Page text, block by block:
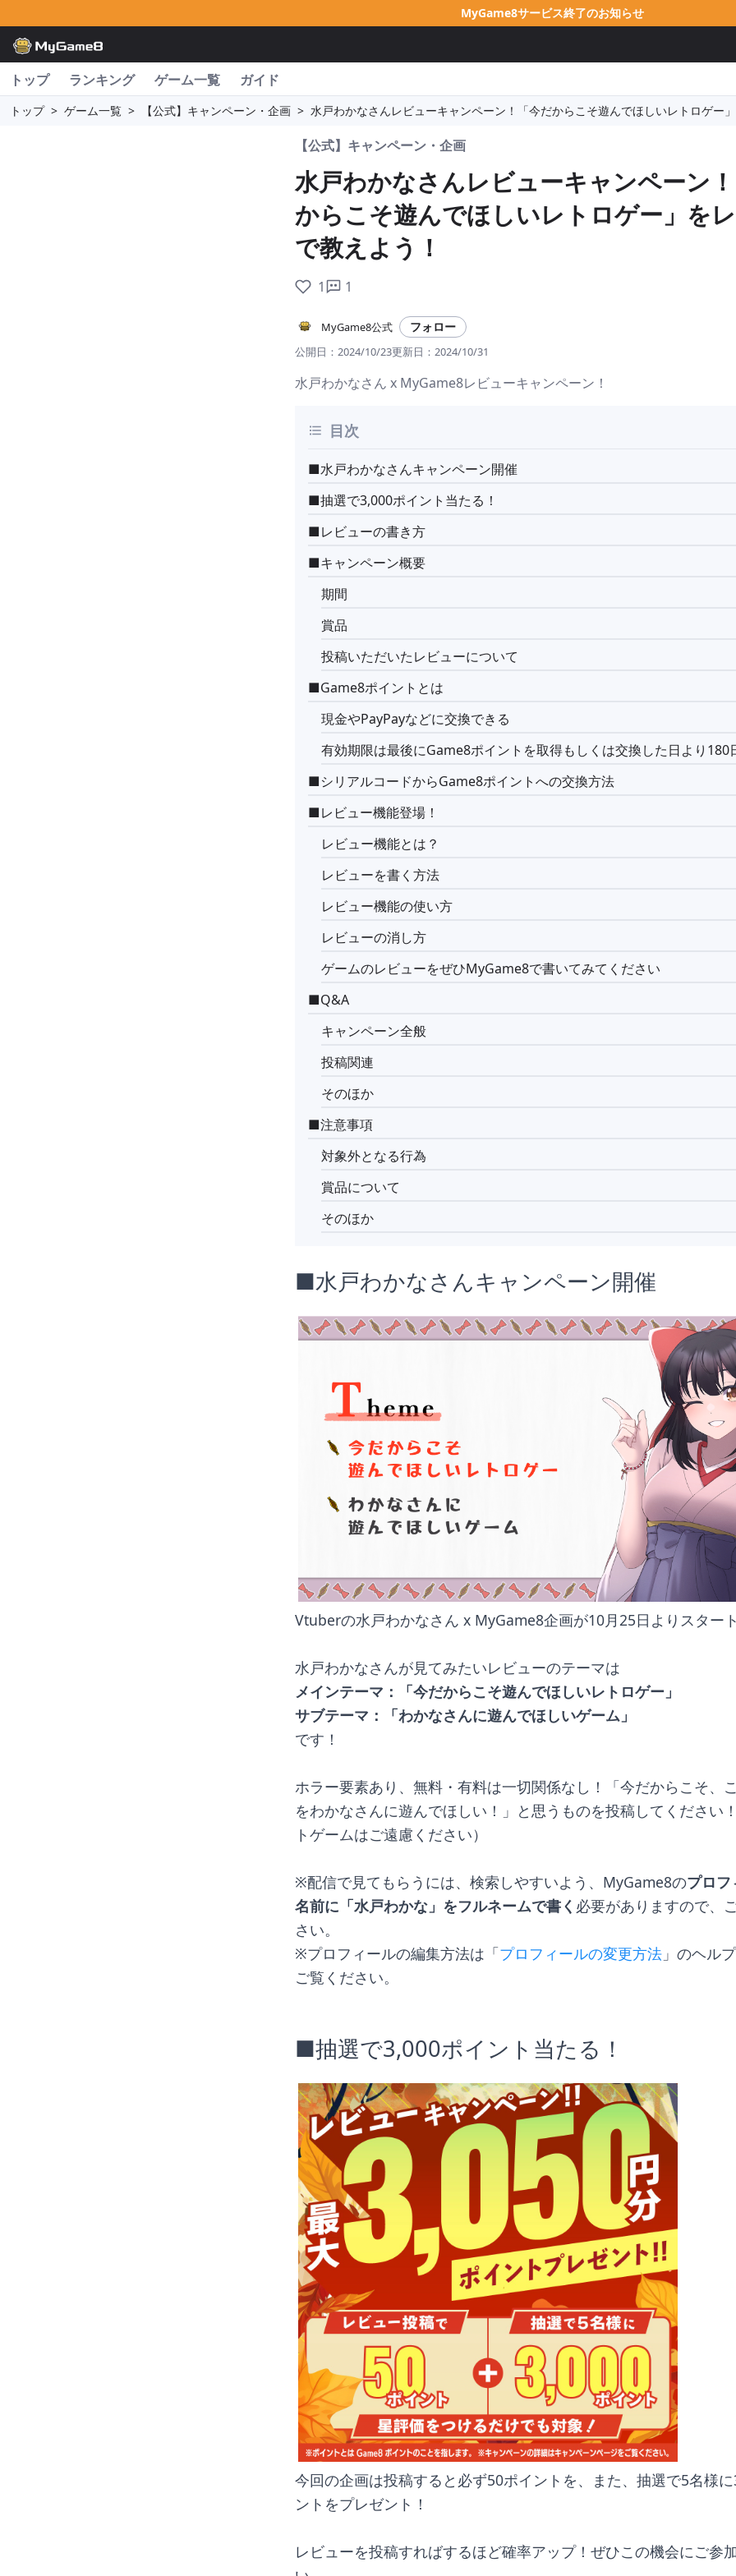
MyGame8サービス終了のお知らせ
トップ ランキング ゲーム一覧 ガイド
トップ > ゲーム一覧 > 【公式】キャンペーン・企画 > 水戸わかなさんレビューキャンペーン！「今だからこそ遊んでほしいレトロゲー
【公式】キャンペーン・企画
水戸わかなさんレビューキャンペーン
からこそ遊んでほしいレトロゲー」を
で教えよう！
1 1
MyGame8公式 フォロー
公開日： 2024/10/23更新日： 2024/10/31
水戸わかなさん x MyGame8レビューキャンペーン！
目次
■水戸わかなさんキャンペーン開催
■抽選で3,000ポイント当たる！
■レビューの書き方
■キャンペーン概要
期間
賞品
投稿いただいたレビューについて
■Game8ポイントとは
現金やPayPayなどに交換できる
有効期限は最後にGame8ポイントを取得もしくは交換した日より180
■シリアルコードからGame8ポイントへの交換方法
■レビュー機能登場！
レビュー機能とは？
レビューを書く方法
レビュー機能の使い方
レビューの消し方
ゲームのレビューをぜひMyGame8で書いてみてください
■Q&A
キャンペーン全般
投稿関連
そのほか
■注意事項
対象外となる行為
賞品について
そのほか
■水戸わかなさんキャンペーン開催
Vtuberの水戸わかなさん x MyGame8企画が10月25日よりスター
水戸わかなさんが見てみたいレビューのテーマは
メインテーマ：「今だからこそ遊んでほしいレトロゲー」
サブテーマ：「わかなさんに遊んでほしいゲーム」
です！
ホラー要素あり、無料・有料は一切関係なし！「今だからこそ、
をわかなさんに遊んでほしい！」と思うものを投稿してください
トゲームはご遠慮ください）
※配信で見てもらうには、検索しやすいよう、MyGame8のプロフ
名前に「水戸わかな」をフルネームで書く 必要がありますので、
さい。
※プロフィールの編集方法は「プロフィールの変更方法 」のヘル
ご覧ください。
■抽選で3,000ポイント当たる！
今回の企画は投稿すると必ず50ポイントを、また、抽選で5名様
ントをプレゼント！
レビューを投稿すればするほど確率アップ！ぜひこの機会にご参